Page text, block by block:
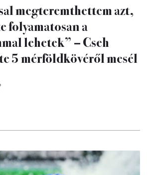
megteremthettem azt,
folyamatosan a
lehetek” – Cseh
5 mérföldkövéről mesél